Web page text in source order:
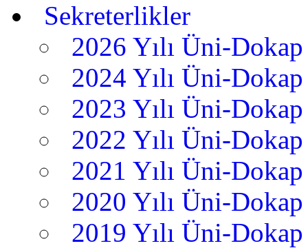
Sekreterlikler
2026 Yılı Üni-
2024 Yılı Üni-
2023 Yılı Üni-
2022 Yılı Üni-
2021 Yılı Üni-
2020 Yılı Üni-
2019 Yılı Üni-